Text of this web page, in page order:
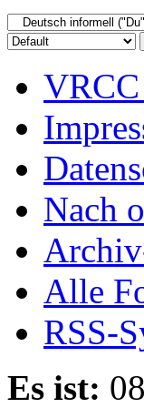
Nach
Alle
RSS-
Es ist: